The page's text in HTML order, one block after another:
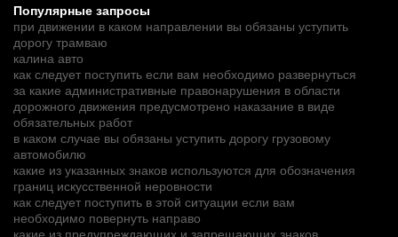
Популярные запросы
при движении в каком направлении вы обязаны уступить
дорогу трамваю
калина авто
как следует поступить если вам необходимо развернуться
за какие административные правонарушения в области
дорожного движения предусмотрено наказание в виде
обязательных работ
в каком случае вы обязаны уступить дорогу грузовому
автомобилю
какие из указанных знаков используются для обозначения
границ искусственной неровности
как следует поступить в этой ситуации если вам
необходимо повернуть направо